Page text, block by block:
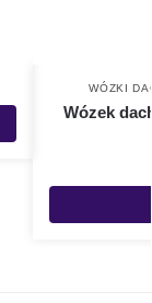
WÓZKI
Wózek